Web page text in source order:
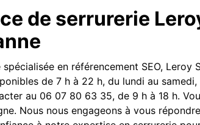
de serrurerie
en référencement SEO,
de 7 h à 22 h, du lundi au
au 06 07 80 63 35, de 9 h à 18 h.
Nous nous engageons à vous